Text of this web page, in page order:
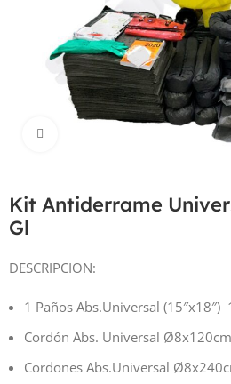
Kit Antiderrame
Gl
DESCRIPCION:
1 Paños Abs.Universal (15″x18″)
Cordón Abs. Universal
Cordones Abs.Universal